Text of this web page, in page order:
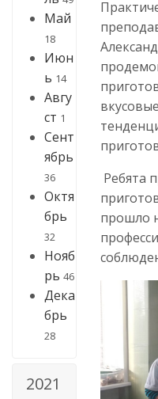
Май
18
Июн
ь 14
Авгу
ст 1
Сент
ябрь
36
Октя
брь
32
Нояб
рь 46
Дека
брь
28
2021
Ребята
прошло